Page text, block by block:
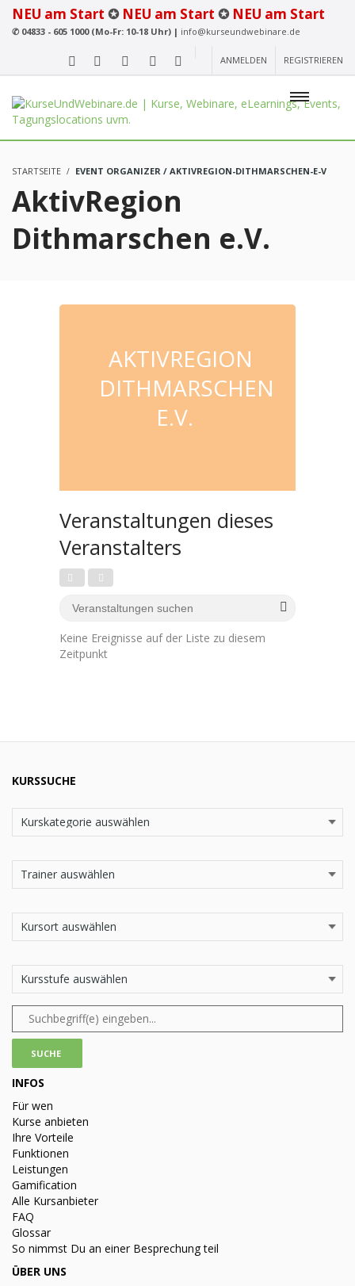
NEU am Start ✪ NEU am Start ✪ NEU am Start
✆04833 - 605 1000 (Mo-Fr: 10-18 Uhr) | info@kurseundwebinare.de
ANMELDEN REGISTRIEREN
STARTSEITE EVENT ORGANIZER / AKTIVREGION-DITHMARSCHEN-E-V
AktivRegion
Dithmarschen e.V.
AKTIVREGION
DITHMARSCHEN
E.V.
Veranstaltungen dieses
Veranstalters
Keine Ereignisse auf der Liste zu diesem
Zeitpunkt
KURSSUCHE
INFOS
Für wen
Kurse anbieten
Ihre Vorteile
Funktionen
Leistungen
Gamification
Alle Kursanbieter
FAQ
Glossar
So nimmst Du an einer Besprechung teil
ÜBER UNS